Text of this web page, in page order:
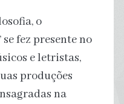
o
fez presente no
e letristas,
produções
na